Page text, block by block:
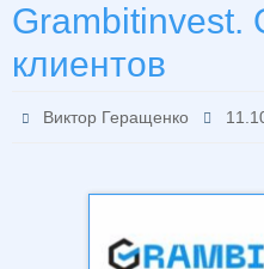
Grambitinvest.
клиентов
Виктор Геращенко